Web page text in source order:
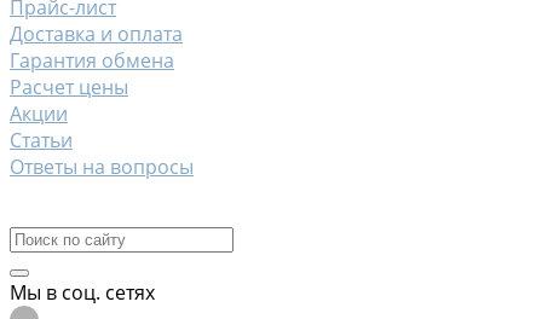
Прайс-лист
Доставка и оплата
Гарантия обмена
Расчет цены
Акции
Статьи
Ответы на вопросы
Мы в соц. сетях